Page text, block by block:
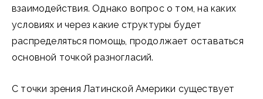
взаимодействия. Однако вопрос о том, на каких
условиях и через какие структуры будет
распределяться помощь, продолжает оставаться
основной точкой разногласий.
С точки зрения Латинской Америки существует